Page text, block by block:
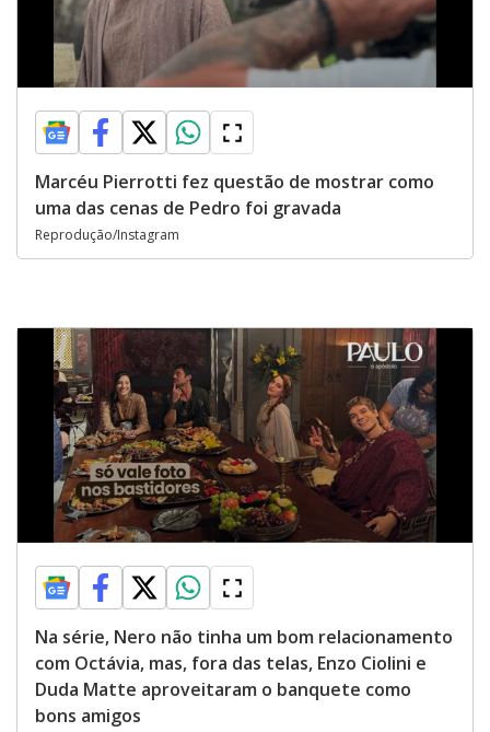
Marcéu Pierrotti fez questão de mostrar como
uma das cenas de Pedro foi gravada
Reprodução/Instagram
Na série, Nero não tinha um bom relacionamento
com Octávia, mas, fora das telas, Enzo Ciolini e
Duda Matte aproveitaram o banquete como
bons amigos